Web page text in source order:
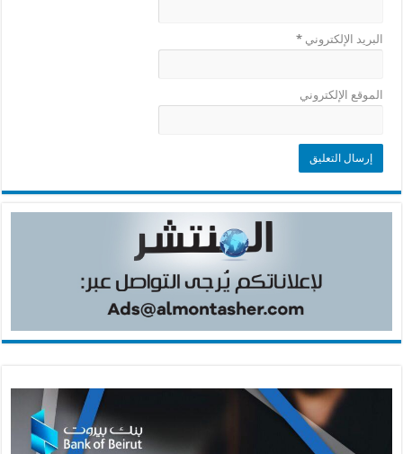
البريد الإلكتروني*
الموقع الإلكتروني